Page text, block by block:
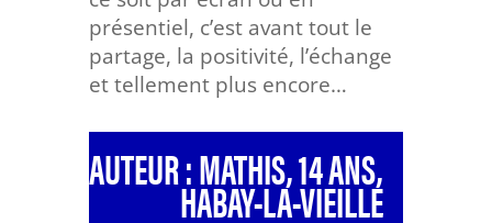
présentiel, c’est avant tout le
partage, la positivité, l’échange
et tellement plus encore…
AUTEUR : MATHIS, 14 ANS,
HABAY-LA-VIEILLE